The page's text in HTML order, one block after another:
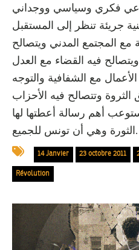
فكري وسياسي ووجداني
جريئة تنظر إلى المستقبل
مع المجتمع المدني ويتصالح
فيه القضاء مع العدل
مع الشفافية والتوجه
الثروة وتتصالح فيه الأحزاب
أهم رسالة أعطتها لها
الثورة وهي أن تونس للجميع.
14 Janvier 23 octobre 2011
Révolution